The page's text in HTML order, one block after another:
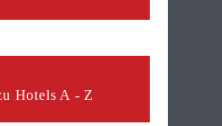
Hotels A - Z